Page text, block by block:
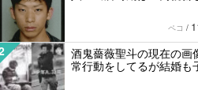
ペコ /
酒鬼薔薇聖斗の現在の画
常行動をしてるが結婚も